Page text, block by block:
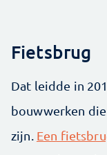
Fietsbrug
Dat leidde in
bouwwerken
zijn. Een